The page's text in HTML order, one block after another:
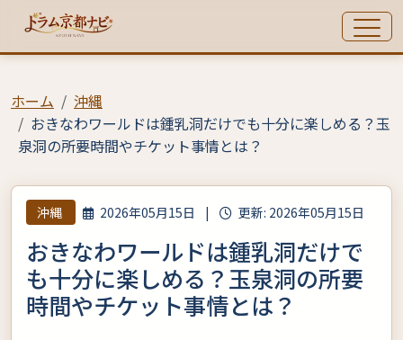
ホーム
沖縄
おきなわワールドは鍾乳洞だけでも十分に楽しめる？玉
泉洞の所要時間やチケット事情とは？
沖縄 2026年05月15日 | 更新: 2026年05月15日
おきなわワールドは鍾乳洞だけで
も十分に楽しめる？玉泉洞の所要
時間やチケット事情とは？